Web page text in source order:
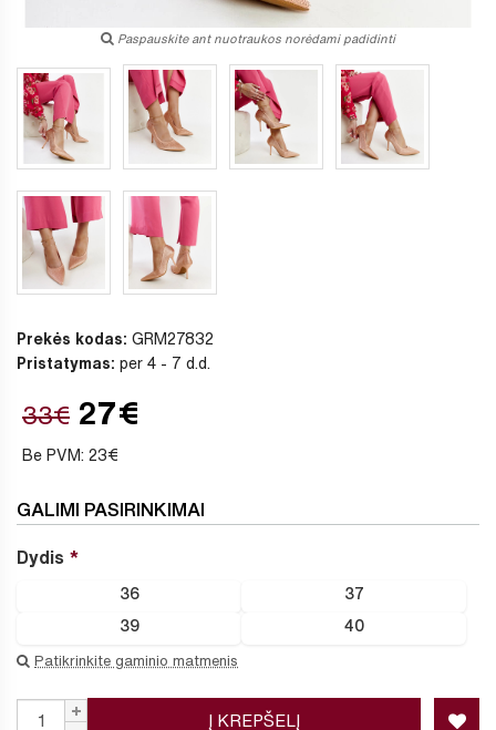
Paspauskite ant nuotraukos norėdami padidinti
Prekės kodas: GRM27832
Pristatymas: per 4 - 7 d.d.
33€ 27€
Be PVM: 23€
GALIMI PASIRINKIMAI
Dydis
36 37
39 40
Patikrinkite gaminio matmenis
Į KREPŠELĮ